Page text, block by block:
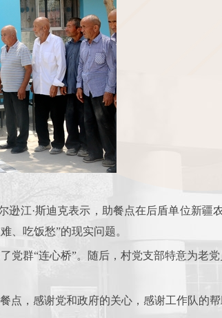
江·斯迪克表示，助餐点在后盾单位新疆
、吃饭愁”的现实问题。
党群“连心桥”。随后，村党支部特意为老
点，感谢党和政府的关心，感谢工作队的帮